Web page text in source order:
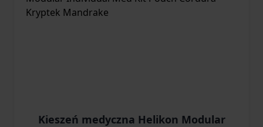
Kieszeń medyczna Helikon Modular